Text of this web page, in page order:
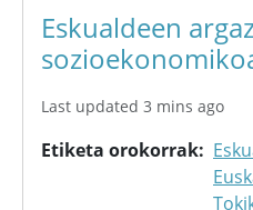
Eskualdeen
Last updated 3 mins ago
Etiketa orokorrak